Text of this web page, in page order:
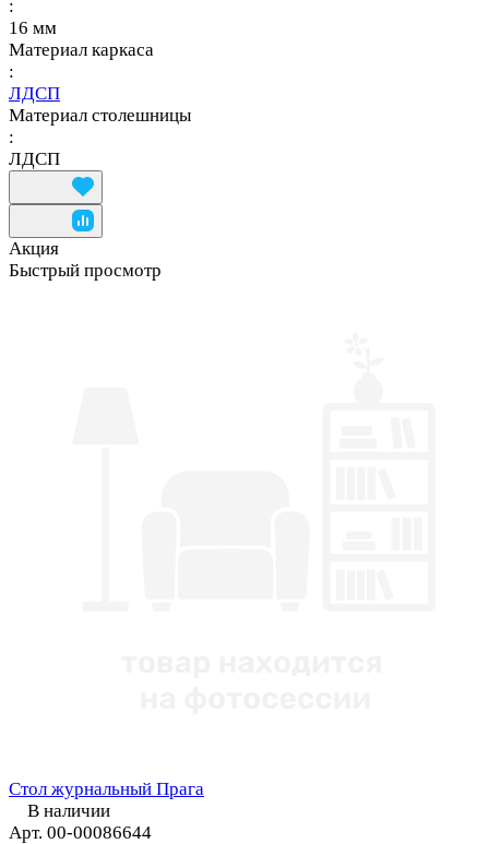
:
16 мм
Материал каркаса
:
ЛДСП
Материал столешницы
:
ЛДСП
Акция
Быстрый просмотр
Стол журнальный Прага
В наличии
Арт. 00-00086644